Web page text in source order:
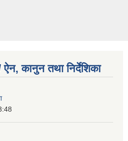
कानुन तथा निर्देशिका